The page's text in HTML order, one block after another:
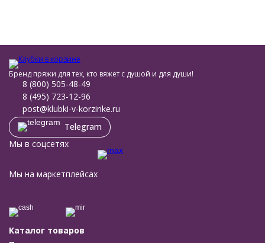
Бренд пряжи для тех, кто вяжет с душой и для души!
8 (800) 505-48-49
8 (495) 723-12-96
post@klubki-v-korzinke.ru
Telegram
Мы в соцсетях
Мы на маркетплейсах
Каталог товаров